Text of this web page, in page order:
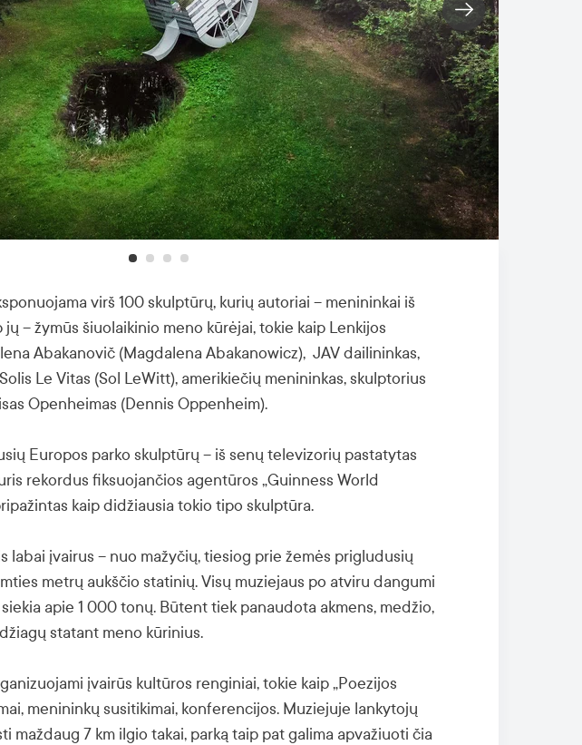
virš 100 skulptūrų, kurių autoriai – menininkai iš
– žymūs šiuolaikinio meno kūrėjai, tokie kaip Lenkijos
Abakanovič (Magdalena Abakanowicz), JAV dailininkas,
Le Vitas (Sol LeWitt), amerikiečių menininkas, skulptorius
Openheimas (Dennis Oppenheim).
Europos parko skulptūrų – iš senų televizorių pastatytas
rekordus fiksuojančios agentūros „Guinness World
kaip didžiausia tokio tipo skulptūra.
labai įvairus – nuo mažyčių, tiesiog prie žemės prigludusių
metrų aukščio statinių. Visų muziejaus po atviru dangumi
apie 1 000 tonų. Būtent tiek panaudota akmens, medžio,
statant meno kūrinius.
įvairūs kultūros renginiai, tokie kaip „Poezijos
menininkų susitikimai, konferencijos. Muziejuje lankytojų
maždaug 7 km ilgio takai, parką taip pat galima apvažiuoti čia